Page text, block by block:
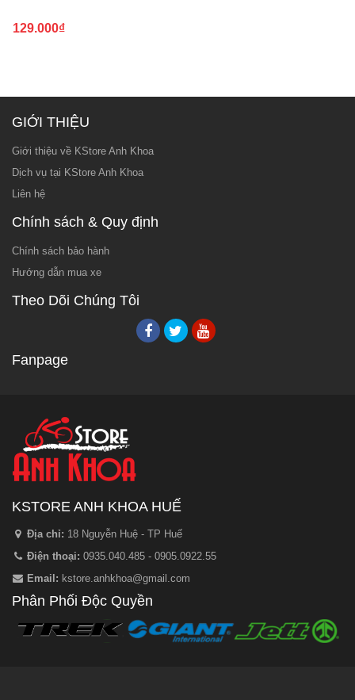
129.000₫
GIỚI THIỆU
Giới thiệu về KStore Anh Khoa
Dịch vụ tại KStore Anh Khoa
Liên hệ
Chính sách & Quy định
Chính sách bảo hành
Hướng dẫn mua xe
Theo Dõi Chúng Tôi
Fanpage
KSTORE ANH KHOA HUẾ
Địa chỉ: 18 Nguyễn Huệ - TP Huế
Điện thoại: 0935.040.485 - 0905.0922.55
Email: kstore.anhkhoa@gmail.com
Phân Phối Độc Quyền